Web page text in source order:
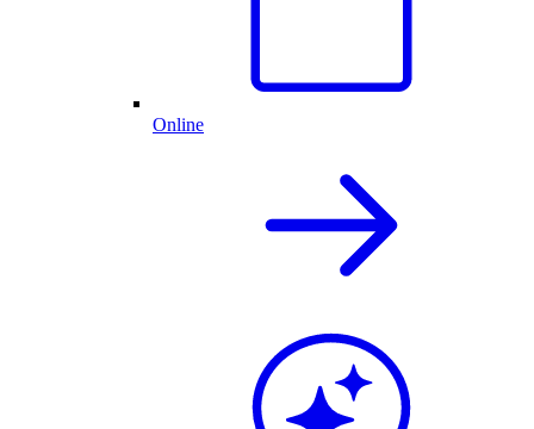
Online